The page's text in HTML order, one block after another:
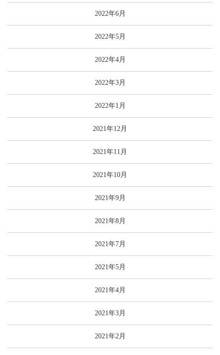
2022年6月
2022年5月
2022年4月
2022年3月
2022年1月
2021年12月
2021年11月
2021年10月
2021年9月
2021年8月
2021年7月
2021年5月
2021年4月
2021年3月
2021年2月